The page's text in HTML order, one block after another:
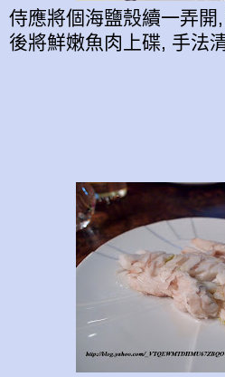
侍應將個海鹽殼續一弄
後將鮮嫩魚肉上碟, 手法